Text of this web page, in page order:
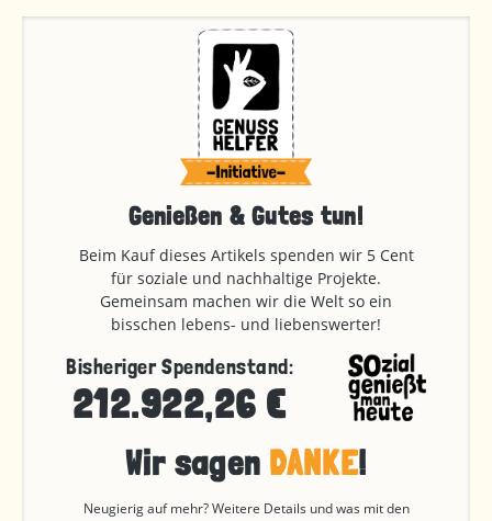
Genießen & Gutes tun!
Beim Kauf dieses Artikels spenden wir 5 Cent
für soziale und nachhaltige Projekte.
Gemeinsam machen wir die Welt so ein
bisschen lebens- und liebenswerter!
Bisheriger Spendenstand:
212.922,26 €
Wir sagen DANKE!
Neugierig auf mehr? Weitere Details und was mit den